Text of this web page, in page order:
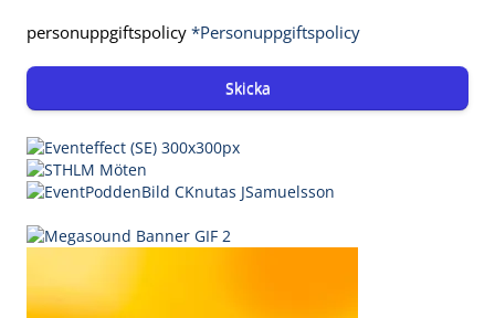
personuppgiftspolicy *Personuppgiftspolicy
Skicka